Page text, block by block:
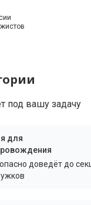
под вашу задачу
для
доведёт до